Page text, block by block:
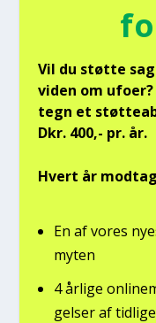
Vil du støt­te
viden om
tegn et
Dkr. 400,- pr. år.
Hvert år
En af vores
myten
4 årli­ge
gel­ser af